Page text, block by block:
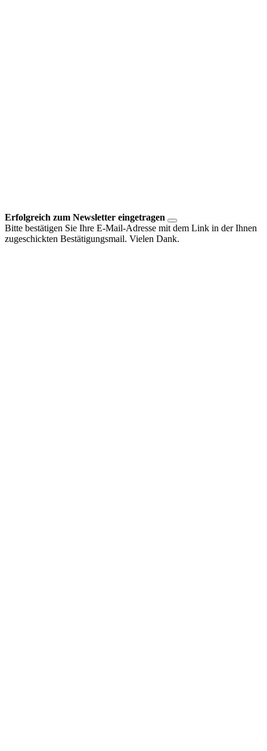
Erfolgreich zum Newsletter eingetragen
Bitte bestätigen Sie Ihre E-Mail-Adresse mit dem Link in der Ihnen
zugeschickten Bestätigungsmail. Vielen Dank.